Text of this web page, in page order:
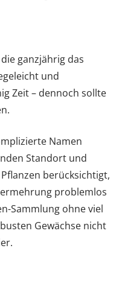
ganzjährig das
und
Zeit – dennoch sollte
Namen
Standort und
berücksichtigt,
problemlos
Sammlung ohne viel
Gewächse nicht